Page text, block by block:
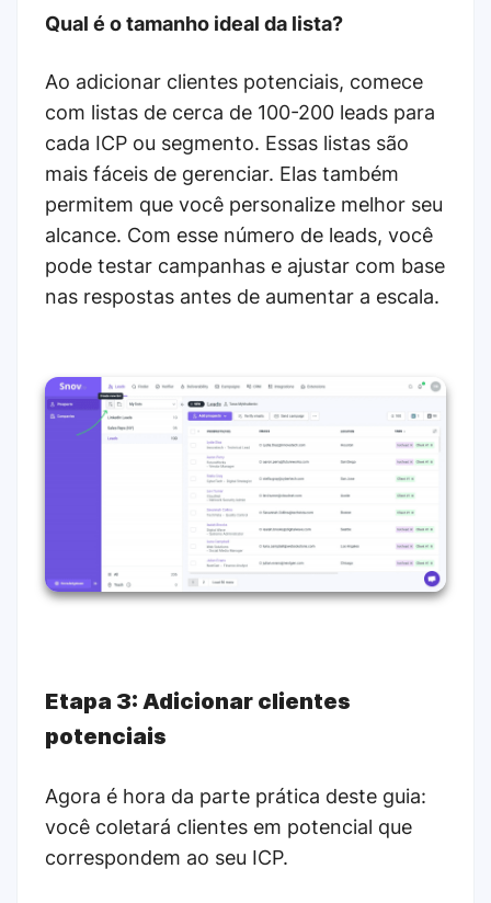
Qual é o tamanho ideal da lista?
Ao adicionar clientes potenciais, comece
com listas de cerca de 100-200 leads para
cada ICP ou segmento. Essas listas são
mais fáceis de gerenciar. Elas também
permitem que você personalize melhor seu
alcance. Com esse número de leads, você
pode testar campanhas e ajustar com base
nas respostas antes de aumentar a escala.
Etapa 3: Adicionar clientes
potenciais
Agora é hora da parte prática deste guia:
você coletará clientes em potencial que
correspondem ao seu ICP.